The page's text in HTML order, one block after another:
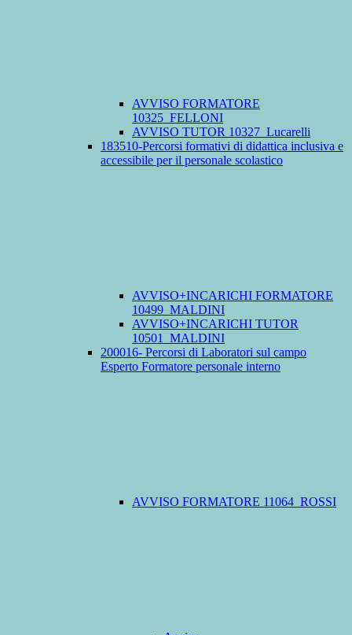
AVVISO FORMATORE
10325_FELLONI
AVVISO TUTOR 10327_Lucarelli
183510-Percorsi formativi di didattica inclusiva e
accessibile per il personale scolastico
AVVISO+INCARICHI FORMATORE
10499_MALDINI
AVVISO+INCARICHI TUTOR
10501_MALDINI
200016- Percorsi di Laboratori sul campo
Esperto Formatore personale interno
AVVISO FORMATORE 11064_ROSSI